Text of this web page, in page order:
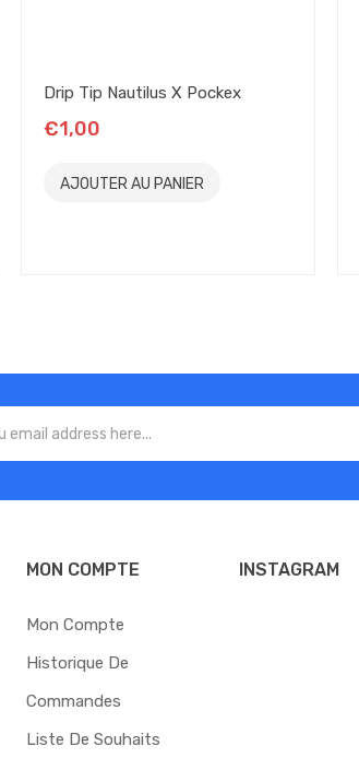
Drip Tip Nautilus X Pockex
€1,00
AJOUTER AU PANIER
MON COMPTE
Mon Compte
Historique De
Commandes
Liste De Souhaits
INSTAGRAM